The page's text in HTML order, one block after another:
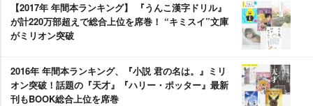
【2017年 年間本ランキング】 『うんこ漢字ドリル』
が計220万部超えで総合上位を席巻！ “キミスイ”文庫
がミリオン突破
2016年 年間本ランキング、『小説 君の名は。』ミリ
オン突破！話題の『天才』『ハリー・ポッター』最新
刊もBOOK総合上位を席巻